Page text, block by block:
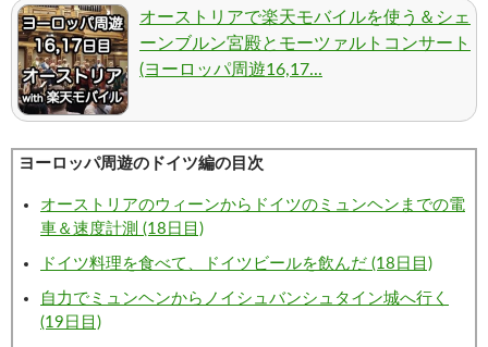
オーストリアで楽天モバイルを使う＆シェ
ーンブルン宮殿とモーツァルトコンサート
(ヨーロッパ周遊16,17...
ヨーロッパ周遊のドイツ編の目次
オーストリアのウィーンからドイツのミュンヘンまでの電
車＆速度計測 (18日目)
ドイツ料理を食べて、ドイツビールを飲んだ (18日目)
自力でミュンヘンからノイシュバンシュタイン城へ行く
(19日目)